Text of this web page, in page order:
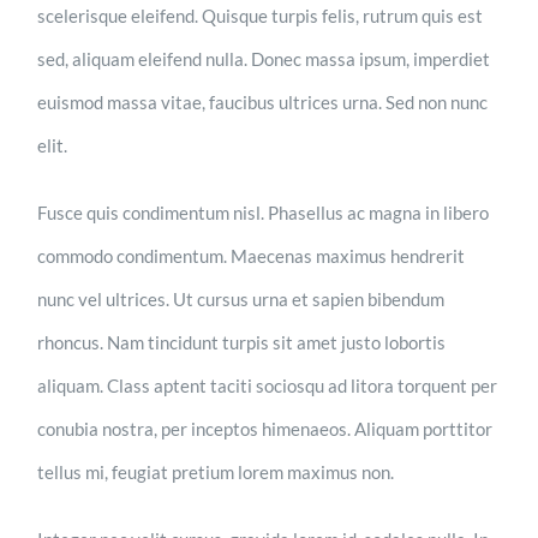
scelerisque eleifend. Quisque turpis felis, rutrum quis est
sed, aliquam eleifend nulla. Donec massa ipsum, imperdiet
euismod massa vitae, faucibus ultrices urna. Sed non nunc
elit.
Fusce quis condimentum nisl. Phasellus ac magna in libero
commodo condimentum. Maecenas maximus hendrerit
nunc vel ultrices. Ut cursus urna et sapien bibendum
rhoncus. Nam tincidunt turpis sit amet justo lobortis
aliquam. Class aptent taciti sociosqu ad litora torquent per
conubia nostra, per inceptos himenaeos. Aliquam porttitor
tellus mi, feugiat pretium lorem maximus non.